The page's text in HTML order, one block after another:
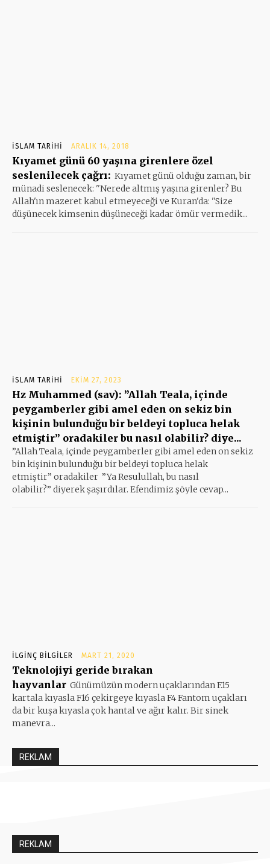
İSLAM TARIHI ARALIK 14, 2018
Kıyamet günü 60 yaşına girenlere özel
seslenilecek çağrı: Kıyamet günü olduğu zaman, bir
münadi seslenecek: ''Nerede altmış yaşına girenler? Bu
Allah'ın mazeret kabul etmeyeceği ve Kuran'da: ''Size
düşünecek kimsenin düşüneceği kadar ömür vermedik...
İSLAM TARIHI EKIM 27, 2023
Hz Muhammed (sav): ”Allah Teala, içinde
peygamberler gibi amel eden on sekiz bin
kişinin bulunduğu bir beldeyi topluca helak
etmiştir” oradakiler bu nasıl olabilir? diye...
”Allah Teala, içinde peygamberler gibi amel eden on sekiz
bin kişinin bulunduğu bir beldeyi topluca helak
etmiştir” oradakiler ”Ya Resulullah, bu nasıl
olabilir?” diyerek şaşırdılar. Efendimiz şöyle cevap...
İLGINÇ BILGILER MART 21, 2020
Teknolojiyi geride bırakan
hayvanlar Günümüzün modern uçaklarından F.15
kartala kıyasla F16 çekirgeye kıyasla F4 Fantom uçakları
da bir kuşa kıyasla çok hantal ve ağır kalır. Bir sinek
manevra...
REKLAM
REKLAM